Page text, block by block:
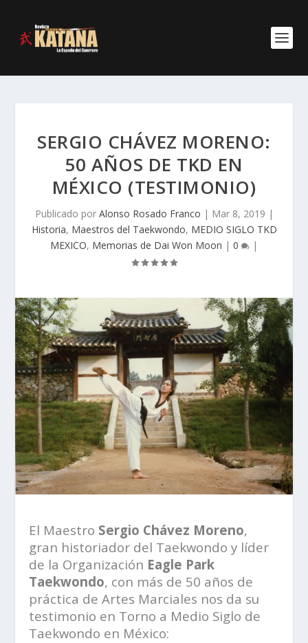
SERGIO CHÁVEZ MORENO:
50 AÑOS DE TKD EN
MÉXICO (TESTIMONIO)
Publicado por Alonso Rosado Franco | Mar 8, 2019 |
Historia, Maestros del Taekwondo, MEDIO SIGLO TKD
MEXICO, Memorias de Dai Won Moon | 0 |
El Maestro Sergio Chávez Moreno,
gran historiador del Taekwondo y líder
de la Organización Eagle Park
Taekwondo, con más de 50 años de
práctica de Artes Marciales nos da su
testimonio en Torno a Medio Siglo de
Taekwondo en México: